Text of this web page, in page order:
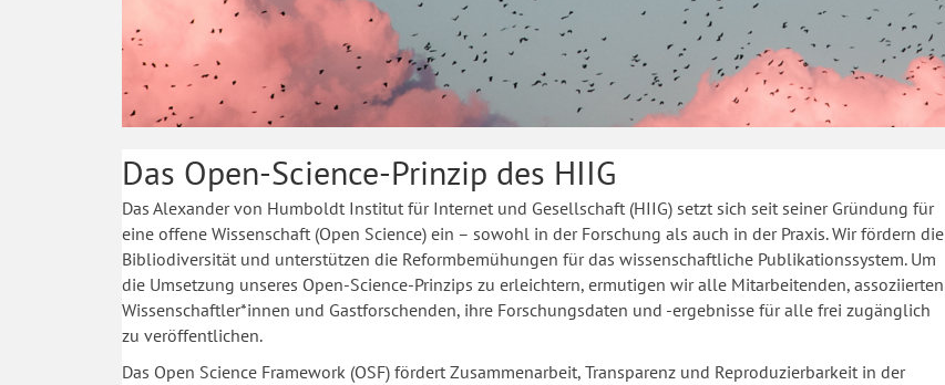
Das Open-Science-Prinzip des HIIG
Das Alexander von Humboldt Institut für Internet und Gesellschaft (HIIG) setzt sich seit seiner Gründung für
eine offene Wissenschaft (Open Science) ein – sowohl in der Forschung als auch in der Praxis. Wir fördern die
Bibliodiversität und unterstützen die Reformbemühungen für das wissenschaftliche Publikationssystem. Um
die Umsetzung unseres Open-Science-Prinzips zu erleichtern, ermutigen wir alle Mitarbeitenden, assoziierten
Wissenschaftler*innen und Gastforschenden, ihre Forschungsdaten und -ergebnisse für alle frei zugänglich
zu veröffentlichen.
Das Open Science Framework (OSF) fördert Zusammenarbeit, Transparenz und Reproduzierbarkeit in der